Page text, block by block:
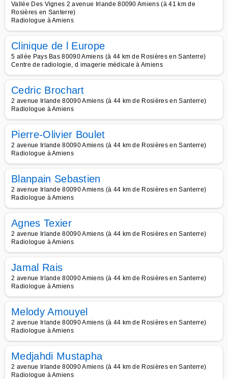
Vallée Des Vignes 2 avenue Irlande 80090 Amiens (à 41 km de
Rosières en Santerre)
Radiologue à Amiens
Clinique de l Europe
5 allée Pays Bas 80090 Amiens (à 44 km de Rosières en Santerre)
Centre de radiologie, d imagerie médicale à Amiens
Cedric Brochart
2 avenue Irlande 80090 Amiens (à 44 km de Rosières en Santerre)
Radiologue à Amiens
Pierre-Olivier Boulet
2 avenue Irlande 80090 Amiens (à 44 km de Rosières en Santerre)
Radiologue à Amiens
Blanpain Sebastien
2 avenue Irlande 80090 Amiens (à 44 km de Rosières en Santerre)
Radiologue à Amiens
Agnes Texier
2 avenue Irlande 80090 Amiens (à 44 km de Rosières en Santerre)
Radiologue à Amiens
Jamal Rais
2 avenue Irlande 80090 Amiens (à 44 km de Rosières en Santerre)
Radiologue à Amiens
Melody Amouyel
2 avenue Irlande 80090 Amiens (à 44 km de Rosières en Santerre)
Radiologue à Amiens
Medjahdi Mustapha
2 avenue Irlande 80090 Amiens (à 44 km de Rosières en Santerre)
Radiologue à Amiens